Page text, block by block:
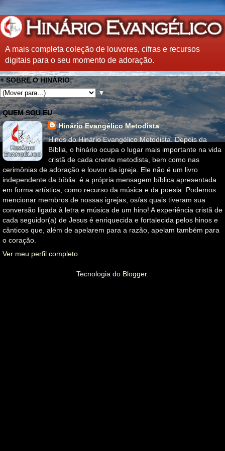
A mais completa coleção de louvores, cifras e recursos
digitais para o seu momento de adoração.
+ SOBRE O HINÁRIO:
▼
QUEM SOU EU
Hinário Evangélico Metodista
Hinos do Hinário Evangélico Metodista. Depois da
Bíblia, o hinário ocupa o lugar mais importante na vida
cristã de cada crente metodista, bem como nas
cerimônias de adoração e louvor da igreja. Ele não é um livro
independente da bíblia: é a própria mensagem bíblica apresentada
em forma artística, como recurso da música e da poesia. Podemos
mencionar membros de nossas igrejas, os/as quais tiveram sua
conversão ligada à letra e música de um hino! A experiência cristã de
cada seguidor(a) de Jesus é enriquecida e fortalecida pelos hinos e
cânticos que, além de apelarem para a razão, apelam também para
o coração.
Ver meu perfil completo
Tecnologia do Blogger.